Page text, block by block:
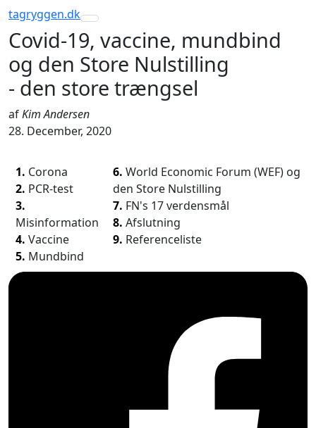
tagryggen.dk
Toggle navigation
Covid-19, vaccine, mundbind
og den Store Nulstilling
- den store trængsel
afKim Andersen
28. December, 2020
1. Corona
2. PCR-test
3.
Misinformation
4. Vaccine
5. Mundbind
6. World Economic Forum (WEF) og
den Store Nulstilling
7. FN's 17 verdensmål
8. Afslutning
9. Referenceliste